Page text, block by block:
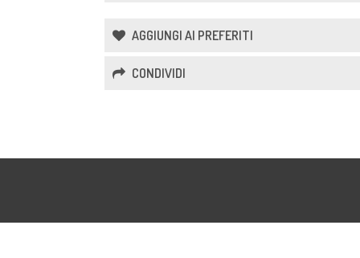
AGGIUNGI AI PREFERITI
CONDIVIDI